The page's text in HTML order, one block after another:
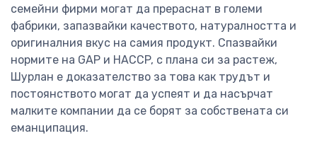
семейни фирми могат да прераснат в големи
фабрики, запазвайки качеството, натуралността и
оригиналния вкус на самия продукт. Спазвайки
нормите на GAP и HACCP, с плана си за растеж,
Шурлан е доказателство за това как трудът и
постоянството могат да успеят и да насърчат
малките компании да се борят за собствената си
еманципация.